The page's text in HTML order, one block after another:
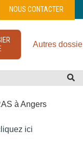
NOUS CONTACTER
Autres
à Angers
ici